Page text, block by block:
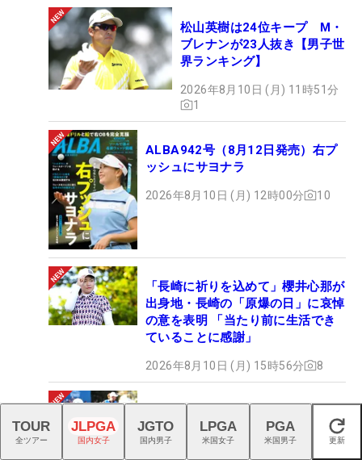
松山英樹は24位キープ M・
ブレナンが23人抜き【男子世
界ランキング】
2026年8月10日 (月) 11時51分
1
ALBA942号（8月12日発売）右プ
ッシュにサヨナラ
2026年8月10日 (月) 12時00分 10
「長崎に祈りを込めて」櫻井心那が
出身地・長崎の「原爆の日」に哀悼
の意を表明 「当たり前に生活でき
ていることに感謝」
2026年8月10日 (月) 15時56分 8
マイケル・ブレナンがツアー2勝目
でPO進出決定！ バミューダ芝対策
で入れた『60.08M』が奏功
閉じる
TOUR
全ツアー
JLPGA
国内女子
JGTO
国内男子
LPGA
米国女子
PGA
米国男子 更新